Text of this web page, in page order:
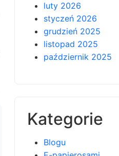
luty 2026
styczeń 2026
grudzień 2025
listopad 2025
październik 2025
Kategorie
Blogu